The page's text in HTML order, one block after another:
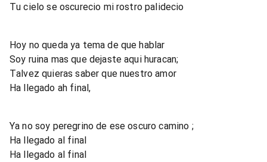
Tu cielo se oscurecio mi rostro palidecio
Hoy no queda ya tema de que hablar
Soy ruina mas que dejaste aqui huracan;
Talvez quieras saber que nuestro amor
Ha llegado ah final,
Ya no soy peregrino de ese oscuro camino ;
Ha llegado al final
Ha llegado al final